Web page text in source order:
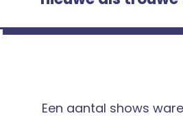
Een aantal shows